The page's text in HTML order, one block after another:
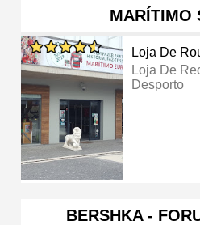
MARÍTIMO
Loja De
Loja De
Desporto
BERSHKA -